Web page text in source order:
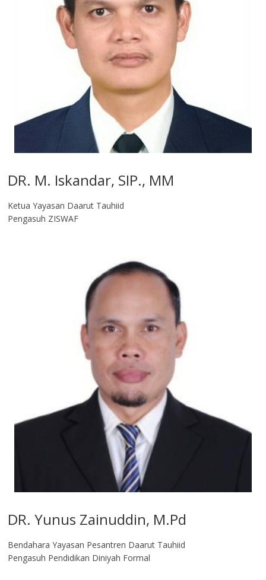
DR. M. Iskandar, SIP., MM
Ketua Yayasan Daarut Tauhiid
Pengasuh ZISWAF
DR. Yunus Zainuddin, M.Pd
Bendahara Yayasan Pesantren Daarut Tauhiid
Pengasuh Pendidikan Diniyah Formal